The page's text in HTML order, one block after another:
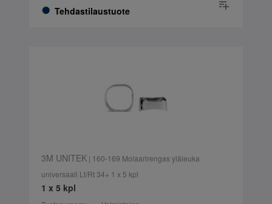
Tehdastilaustuote
3M UNITEK| 160-169 Molaarirengas yläleuka
universaali Lt/Rt 34+ 1 x 5 kpl
1 x 5 kpl